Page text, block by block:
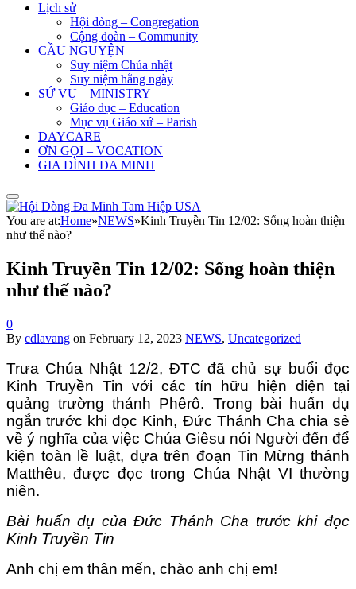
Lịch sử
Hội dòng – Congregation
Cộng đoàn – Community
CẦU NGUYỆN
Suy niệm Chúa nhật
Suy niệm hằng ngày
SỨ VỤ – MINISTRY
Giáo dục – Education
Mục vụ Giáo xứ – Parish
DAYCARE
ƠN GỌI – VOCATION
GIA ĐÌNH ĐA MINH
You are at:Home»NEWS»Kinh Truyền Tin 12/02: Sống hoàn thiện
như thế nào?
Kinh Truyền Tin 12/02: Sống hoàn thiện
như thế nào?
0
By cdlavang on February 12, 2023 NEWS, Uncategorized
Trưa Chúa Nhật 12/2, ĐTC đã chủ sự buổi đọc
Kinh Truyền Tin với các tín hữu hiện diện tại
quảng trường thánh Phêrô. Trong bài huấn dụ
ngắn trước khi đọc Kinh, Đức Thánh Cha chia sẻ
về ý nghĩa của việc Chúa Giêsu nói Người đến để
kiện toàn lề luật, dựa trên đoạn Tin Mừng thánh
Matthêu, được đọc trong Chúa Nhật VI thường
niên.
Bài huấn dụ của Đức Thánh Cha trước khi đọc
Kinh Truyền Tin
Anh chị em thân mến, chào anh chị em!